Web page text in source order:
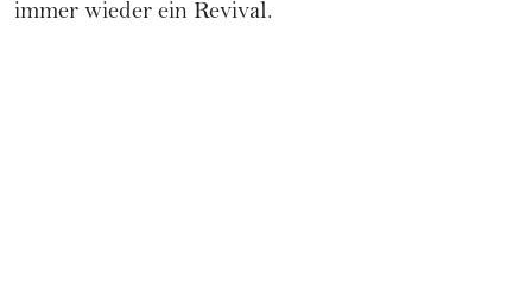
immer wieder ein Revival.